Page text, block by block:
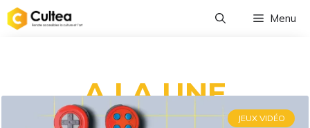
Menu
A LA UNE
JEUX VIDÉO